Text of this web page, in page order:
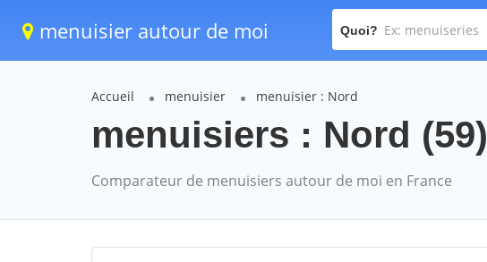
menuisier autour de moi Quoi?
Accueil menuisier menuisier : Nord
menuisiers : Nord (59)
Comparateur de menuisiers autour de moi en France